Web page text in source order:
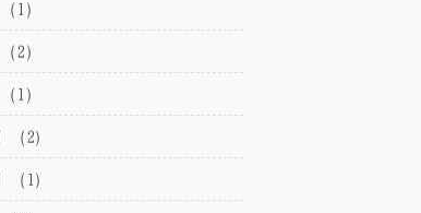
(1)
(2)
(1)
(2)
(1)